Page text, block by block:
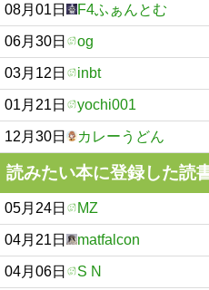
08月01日 F4ふぁんとむ
06月30日 og
03月12日 inbt
01月21日 yochi001
12月30日 カレーうどん
読みたい本に登録した読
05月24日 MZ
04月21日 matfalcon
04月06日 S N